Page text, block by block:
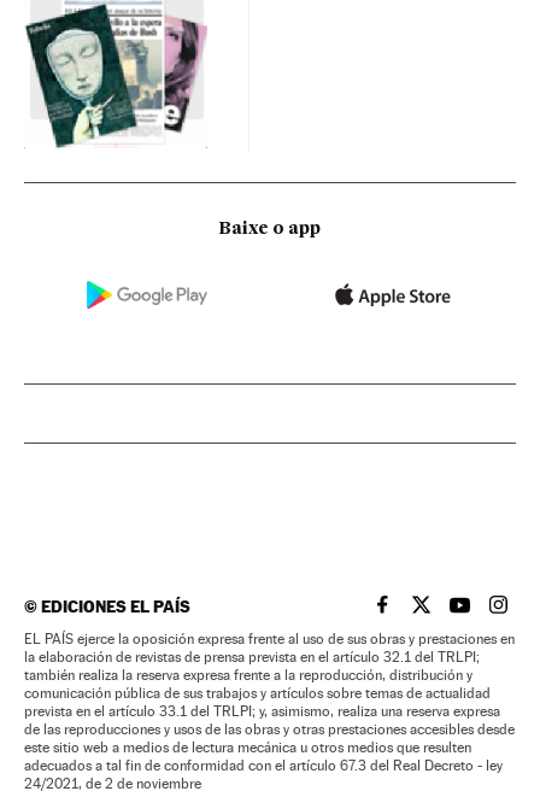
Baixe o app
©EDICIONES EL PAÍS EL PAÍS BRASIL EN
EL PAÍSEL PAÍS
EL
EL PAÍS ejerce la oposición expresa frente al uso de sus obras y prestaciones en
la elaboración de revistas de prensa prevista en el artículo 32.1 del TRLPI;
también realiza la reserva expresa frente a la reproducción, distribución y
comunicación pública de sus trabajos y artículos sobre temas de actualidad
prevista en el artículo 33.1 del TRLPI; y, asimismo, realiza una reserva expresa
de las reproducciones y usos de las obras y otras prestaciones accesibles desde
este sitio web a medios de lectura mecánica u otros medios que resulten
adecuados a tal fin de conformidad con el artículo 67.3 del Real Decreto - ley
24/2021, de 2 de noviembre